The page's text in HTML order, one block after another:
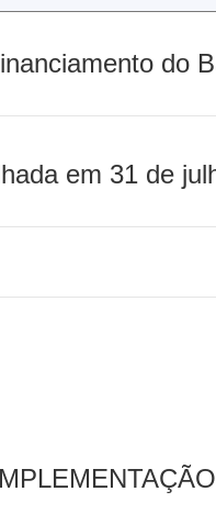
do
em 31 de